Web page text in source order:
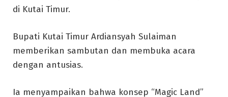
di Kutai Timur.
Bupati Kutai Timur Ardiansyah Sulaiman
memberikan sambutan dan membuka acara
dengan antusias.
Ia menyampaikan bahwa konsep “Magic Land”